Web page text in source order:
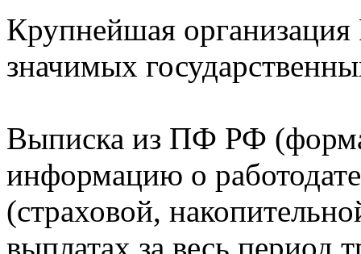
Крупнейшая
значимых
Выписка из ПФ РФ
информацию о
(страховой,
выплатах за весь период